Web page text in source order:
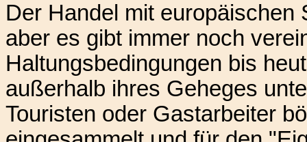
Der Handel mit
aber es gibt immer noch
Haltungsbedingungen bis
außerhalb ihres Geheges
Touristen oder Gastarbeiter